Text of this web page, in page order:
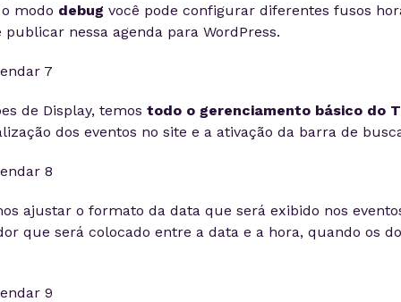
modo debug você pode configurar diferentes fusos
publicar nessa agenda para WordPress.
de Display, temos todo o gerenciamento básico do
dos eventos no site e a ativação da barra de
ajustar o formato da data que será exibido nos
que será colocado entre a data e a hora, quando os